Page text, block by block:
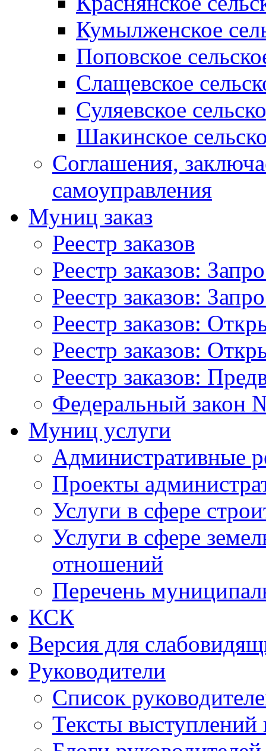
Кумылженское
Поповское
Слащевское
Суляевское
Шакинское
Соглашения,
самоуправления
Муниц заказ
Реестр заказов
Реестр заказов:
Реестр заказов:
Реестр заказов:
Реестр заказов:
Реестр заказов:
Федеральный закон
Муниц услуги
Административные
Проекты
Услуги в сфере
Услуги в сфере
отношений
Перечень
КСК
Версия для
Руководители
Список
Тексты выступлений